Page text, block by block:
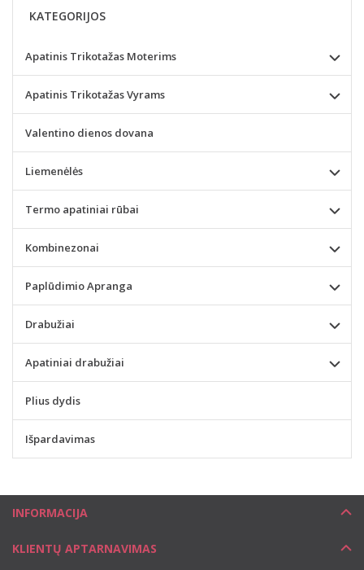
KATEGORIJOS
Apatinis Trikotažas Moterims
Apatinis Trikotažas Vyrams
Valentino dienos dovana
Liemenėlės
Termo apatiniai rūbai
Kombinezonai
Paplūdimio Apranga
Drabužiai
Apatiniai drabužiai
Plius dydis
Išpardavimas
INFORMACIJA
KLIENTŲ APTARNAVIMAS